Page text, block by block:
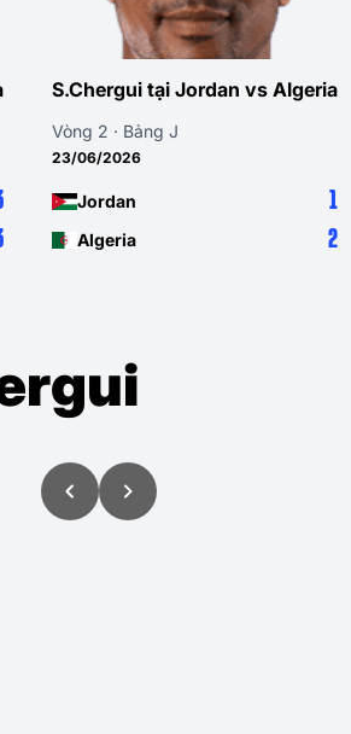
S.Chergui tại Jordan vs Algeria
Vòng 2 · Bảng J
23/06/2026
Jordan 1
Algeria 2